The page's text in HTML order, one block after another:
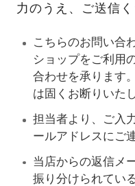
力のうえ、ご送信く
こちらのお問い合
ショップをご利用
合わせを承ります
は固くお断りいた
担当者より、ご入
ールアドレスにご
当店からの返信メ
振り分けられてい